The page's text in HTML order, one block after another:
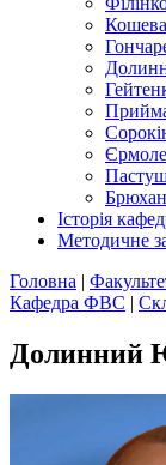
Історія
Методичне
Головна |
Кафедра ФВС |
Долинний